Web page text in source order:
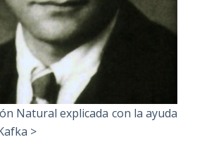
Natural explicada con la ayuda
>